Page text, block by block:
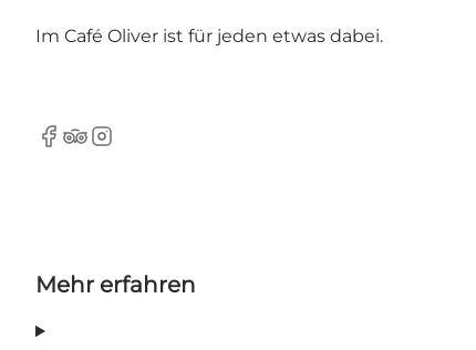
Im Café Oliver ist für jeden etwas dabei.
Facebook
Tripadvisor
Instagram
Mehr erfahren